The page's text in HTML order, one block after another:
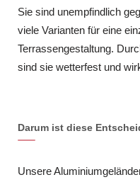
Sie sind unempfindlich
viele Varianten für eine
Terrassengestaltung.
sind sie wetterfest und
Darum ist diese
Unsere